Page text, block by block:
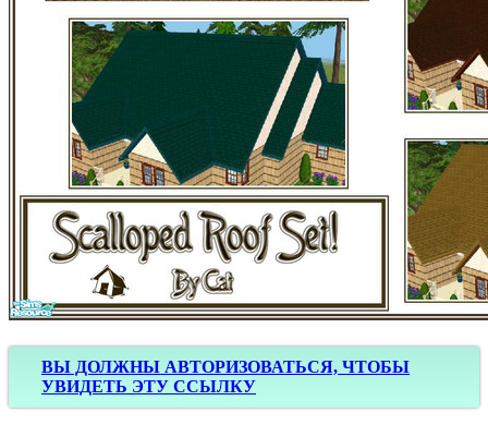
ВЫ ДОЛЖНЫ АВТОРИЗОВАТЬСЯ, ЧТОБЫ
УВИДЕТЬ ЭТУ ССЫЛКУ